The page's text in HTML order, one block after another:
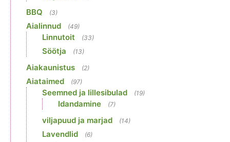
BBQ (3)
Aialinnud (49)
Linnutoit (33)
Söötja (13)
Aiakaunistus (2)
Aiataimed (97)
Seemned ja lillesibulad (19)
Idandamine (7)
viljapuud ja marjad (14)
Lavendlid (6)